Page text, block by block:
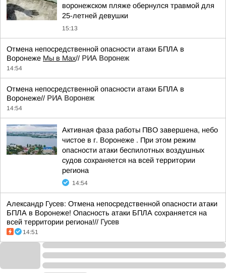
воронежском пляже обернулся травмой для
25-летней девушки
15:13
Отмена непосредственной опасности атаки БПЛА в
Воронеже Мы в Мах// РИА Воронеж
14:54
Отмена непосредственной опасности атаки БПЛА в
Воронеже// РИА Воронеж
14:54
Активная фаза работы ПВО завершена, небо
чистое в г. Воронеже . При этом режим
опасности атаки беспилотных воздушных
судов сохраняется на всей территории
региона
14:54
Александр Гусев: Отмена непосредственной опасности атаки
БПЛА в Воронеже! Опасность атаки БПЛА сохраняется на
всей территории региона!// Гусев
14:51